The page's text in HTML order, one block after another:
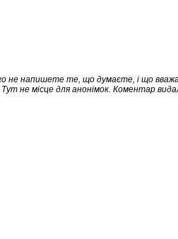
не напишете те, що думаєте, і що
не місце для анонімок. Коментар